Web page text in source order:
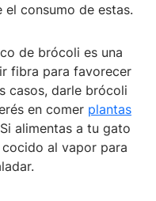
consumo de estas.
de brócoli es una
fibra para favorecer
casos, darle brócoli
en comer plantas
alimentas a tu gato
al vapor para